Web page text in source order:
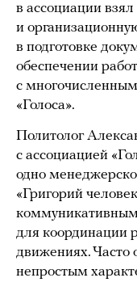
в ассоциации
и
в подготовке
обеспечении
с
«Голоса».
Политолог
с ассоциацией
одно
«Григорий
для координации
движениях. Часто
непростым